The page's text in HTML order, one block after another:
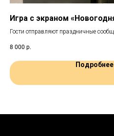
Игра с экраном
Гости отправляют праздничные
модерация контента, настраиваемая
8 000 р.
Подробнее